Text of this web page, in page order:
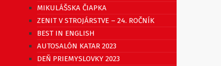
MIKULÁŠSKA ČIAPKA
ZENIT V STROJÁRSTVE – 24. ROČNÍK
BEST IN ENGLISH
AUTOSALÓN KATAR 2023
DEŇ PRIEMYSLOVKY 2023